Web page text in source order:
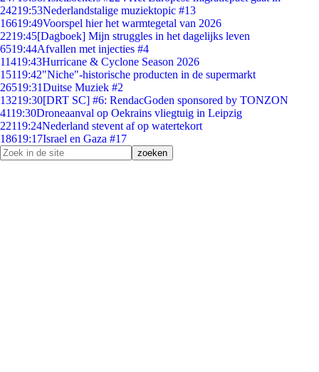
24219:53Nederlandstalige muziektopic #13
16619:49Voorspel hier het warmtegetal van 2026
2219:45[Dagboek] Mijn struggles in het dagelijks leven
6519:44Afvallen met injecties #4
11419:43Hurricane & Cyclone Season 2026
15119:42"Niche"-historische producten in de supermarkt
26519:31Duitse Muziek #2
13219:30[DRT SC] #6: RendacGoden sponsored by TONZON
4119:30Droneaanval op Oekrains vliegtuig in Leipzig
22119:24Nederland stevent af op watertekort
18619:17Israel en Gaza #17